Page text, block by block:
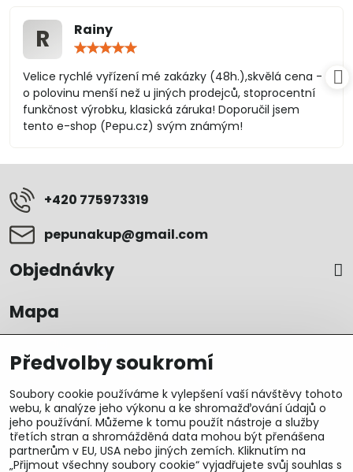
R Rainy
/
5
Velice rychlé vyřízení mé zakázky (48h.),skvělá cena -
o polovinu menší než u jiných prodejců, stoprocentní
funkčnost výrobku, klasická záruka! Doporučil jsem
tento e-shop (Pepu.cz) svým známým!
+420 775973319
pepunakup​@gmail​.com
Objednávky
Mapa
Předvolby soukromí
Soubory cookie používáme k vylepšení vaší návštěvy tohoto
webu, k analýze jeho výkonu a ke shromažďování údajů o
jeho používání. Můžeme k tomu použít nástroje a služby
třetích stran a shromážděná data mohou být přenášena
partnerům v EU, USA nebo jiných zemích. Kliknutím na
„Přijmout všechny soubory cookie“ vyjadřujete svůj souhlas s